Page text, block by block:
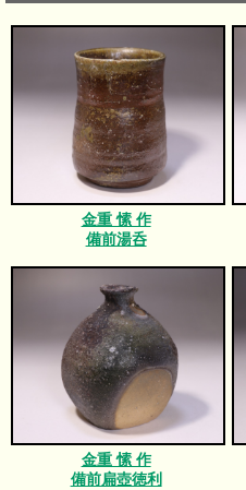
金重 愫 作
備前湯呑
金重 愫 作
備前扁壺徳利